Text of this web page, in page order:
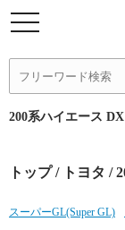
200系ハイエース DX
トップ/ トヨタ /
スーパーGL(Super GL)